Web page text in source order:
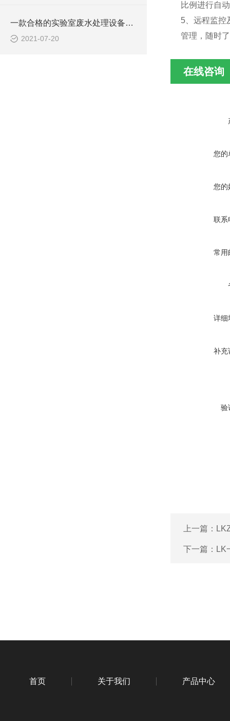
一款合格的实验室废水处理设备有哪些性能要求和组成结构？
2021-07-20
比例进行自
5、远程监控
管理，随时
在线咨询
您的
您的
联系
常用
详细
补充
验
上一篇：
下一篇： LK
首页 关于我们 产品中心